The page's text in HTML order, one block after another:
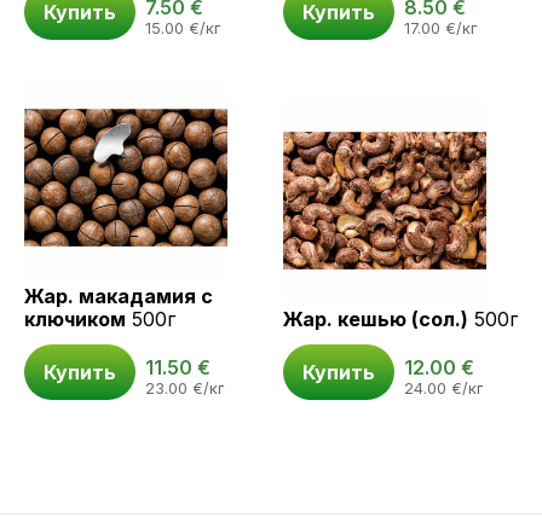
Купить 7.50 €
15.00 €/кг
Купить 8.50 €
17.00 €/кг
Жар. макадамия с
ключиком 500г
Купить 11.50 €
23.00 €/кг
Жар. кешью (сол.) 500г
Купить 12.00 €
24.00 €/кг